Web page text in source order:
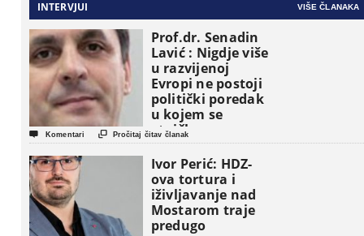
INTERVJUI VIŠE ČLANAKA
Prof.dr. Senadin
Lavić : Nigdje više
u razvijenoj
Evropi ne postoji
politički poredak
u kojem se
etničke grupe
pojavljuju kao
osnovne
političke jedinice
 Komentari  Pročitaj čitav članak
Ivor Perić: HDZ-
ova tortura i
iživljavanje nad
Mostarom traje
predugo